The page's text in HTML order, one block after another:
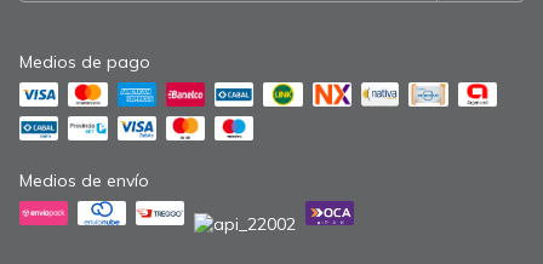
Medios de pago
Medios de envío